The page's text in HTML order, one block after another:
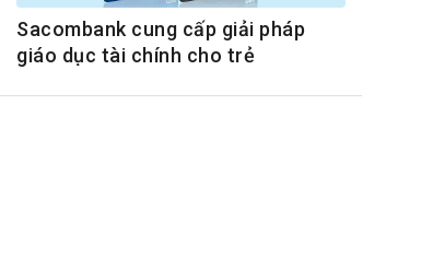
Sacombank cung cấp giải pháp
giáo dục tài chính cho trẻ